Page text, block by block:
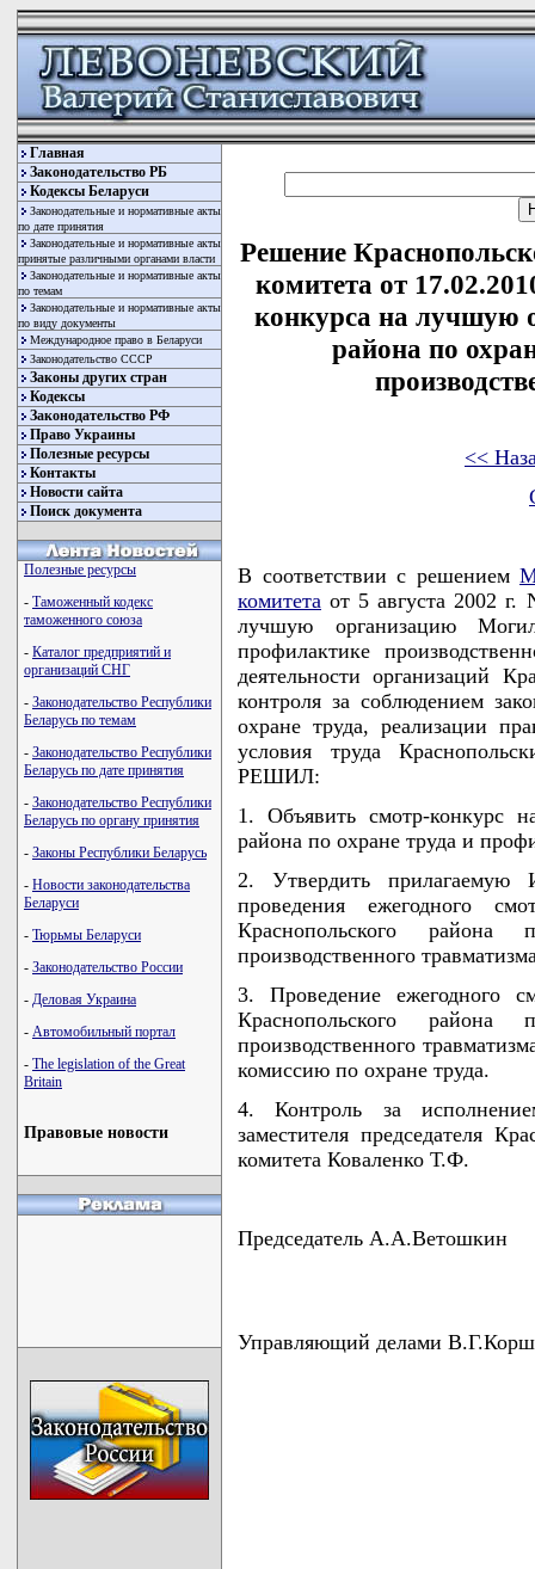
Главная
Законодательство РБ
Кодексы Беларуси
Законодательные и нормативные акты
по дате принятия
Законодательные и нормативные акты
принятые различными органами власти
Законодательные и нормативные акты
по темам
Законодательные и нормативные акты
по виду документы
Международное право в Беларуси
Законодательство СССР
Законы других стран
Кодексы
Законодательство РФ
Право Украины
Полезные ресурсы
Контакты
Новости сайта
Поиск документа
Полезные ресурсы
- Таможенный кодекс
таможенного союза
- Каталог предприятий и
организаций СНГ
- Законодательство Республики
Беларусь по темам
- Законодательство Республики
Беларусь по дате принятия
- Законодательство Республики
Беларусь по органу принятия
- Законы Республики Беларусь
- Новости законодательства
Беларуси
- Тюрьмы Беларуси
- Законодательство России
- Деловая Украина
- Автомобильный портал
- The legislation of the Great
Britain
Правовые новости
Решение
комитета от
конкурса на лучшую
района по
<<
В соответствии с решением
комитета от 5 августа 2002 г.
лучшую организацию
профилактике
деятельности организаций
контроля за соблюдением
охране труда, реализации
условия труда
РЕШИЛ:
1. Объявить смотр-конкурс
района по охране труда и
2. Утвердить прилагаемую
проведения ежегодного
Краснопольского
производственного
3. Проведение ежегодного
Краснопольского
производственного
комиссию по охране труда.
4. Контроль за
заместителя председателя
комитета Коваленко Т.Ф.
Председатель А.А.Ветошкин
Управляющий делами